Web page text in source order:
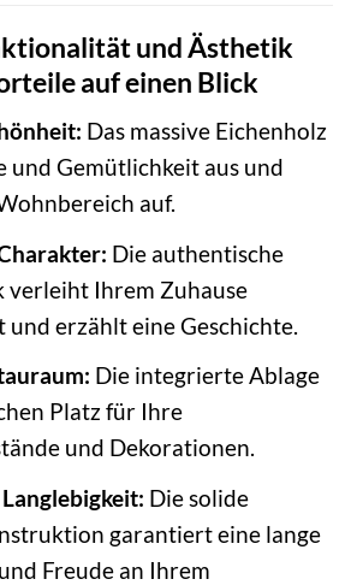
und Ästhetik
auf einen Blick
Das massive Eichenholz
und Gemütlichkeit aus und
auf.
Die authentische
verleiht Ihrem Zuhause
und erzählt eine Geschichte.
Die integrierte Ablage
Platz für Ihre
und Dekorationen.
Die solide
garantiert eine lange
Freude an Ihrem